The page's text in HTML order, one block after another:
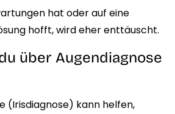
hat oder auf eine
hofft, wird eher enttäuscht.
über Augendiagnose
(Irisdiagnose) kann helfen,